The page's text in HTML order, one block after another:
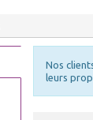
Nos
leurs